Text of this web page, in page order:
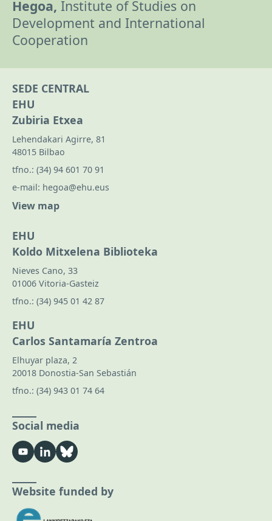
Hegoa, Institute of Studies on
Development and International
Cooperation
SEDE CENTRAL
EHU
Zubiria Etxea
Lehendakari Agirre, 81
48015 Bilbao
tfno.: (34) 94 601 70 91
e-mail: hegoa@ehu.eus
View map
EHU
Koldo Mitxelena Biblioteka
Nieves Cano, 33
01006 Vitoria-Gasteiz
tfno.: (34) 945 01 42 87
EHU
Carlos Santamaría Zentroa
Elhuyar plaza, 2
20018 Donostia-San Sebastián
tfno.: (34) 943 01 74 64
Social media
Website funded by